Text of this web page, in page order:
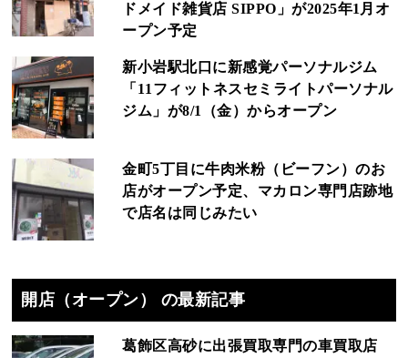
ドメイド雑貨店 SIPPO」が2025年1月オ
ープン予定
新小岩駅北口に新感覚パーソナルジム
「11フィットネスセミライトパーソナル
ジム」が8/1（金）からオープン
金町5丁目に牛肉米粉（ビーフン）のお
店がオープン予定、マカロン専門店跡地
で店名は同じみたい
開店（オープン） の最新記事
葛飾区高砂に出張買取専門の車買取店